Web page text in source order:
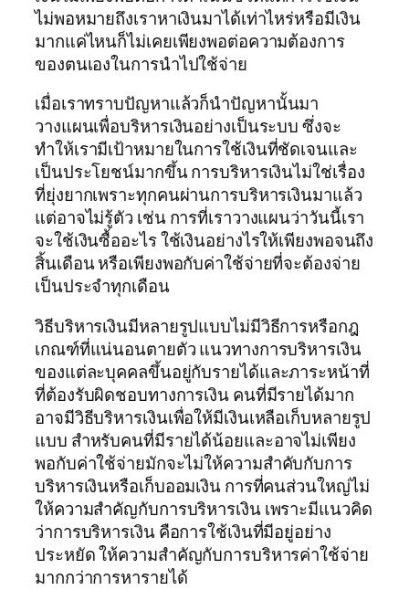
ไม่พอหมายถึงเราหาเงินมาได้เท่าไหร่หรือมีเงิน
มากแค่ไหนก็ไม่เคยเพียงพอต่อความต้องการ
ของตนเองในการนำไปใช้จ่าย
เมื่อเราทราบปัญหาแล้วก็นำปัญหานั้นมา
วางแผนเพื่อบริหารเงินอย่างเป็นระบบ ซึ่งจะ
ทำให้เรามีเป้าหมายในการใช้เงินที่ชัดเจนและ
เป็นประโยชน์มากขึ้น การบริหารเงินไม่ใช่เรื่อง
ที่ยุ่งยากเพราะทุกคนผ่านการบริหารเงินมาแล้ว
แต่อาจไม่รู้ตัว เช่น การที่เราวางแผนว่าวันนี้เรา
จะใช้เงินซื้ออะไร ใช้เงินอย่างไรให้เพียงพอจนถึง
สิ้นเดือน หรือเพียงพอกับค่าใช้จ่ายที่จะต้องจ่าย
เป็นประจำทุกเดือน
วิธีบริหารเงินมีหลายรูปแบบไม่มีวิธีการหรือกฎ
เกณฑ์ที่แน่นอนตายตัว แนวทางการบริหารเงิน
ของแต่ละบุคคลขึ้นอยู่กับรายได้และภาระหน้าที่
ที่ต้องรับผิดชอบทางการเงิน คนที่มีรายได้มาก
อาจมีวิธีบริหารเงินเพื่อให้มีเงินเหลือเก็บหลายรูป
แบบ สำหรับคนที่มีรายได้น้อยและอาจไม่เพียง
พอกับค่าใช้จ่ายมักจะไม่ให้ความสำคับกับการ
บริหารเงินหรือเก็บออมเงิน การที่คนส่วนใหญ่ไม่
ให้ความสำคัญกับการบริหารเงิน เพราะมีแนวคิด
ว่าการบริหารเงิน คือการใช้เงินที่มีอยู่อย่าง
ประหยัด ให้ความสำคัญกับการบริหารค่าใช้จ่าย
มากกว่าการหารายได้